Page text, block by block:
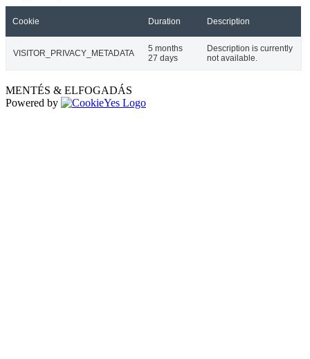
Cookie Duration Description
VISITOR_PRIVACY_METADATA
5 months
27 days
Description is currently
not available.
MENTÉS & ELFOGADÁS
Powered by